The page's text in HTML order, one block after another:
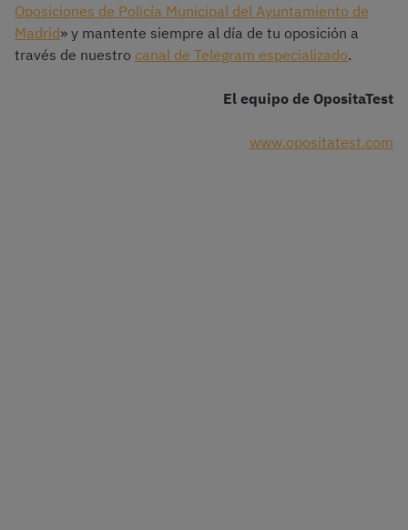
Oposiciones de Policía Municipal del Ayuntamiento de
Madrid» y mantente siempre al día de tu oposición a
través de nuestro canal de Telegram especializado.
El equipo de OpositaTest
www.opositatest.com